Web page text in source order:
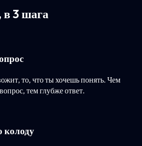
в 3 шага
то, что ты хочешь понять. Чем
тем глубже ответ.
колоду